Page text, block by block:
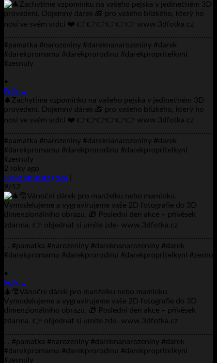
•
Follow
🎄Zachytíme vzpomínku na vašeho pejska v jedinečném 3D
provedení. Dojemný dárek 🎁 pro vašeho blízkého, který ho
nosí ve svém srdci ❤️ 👉👉👉👉👉👉 www.3dfotka.cz
……………………………………………………………………………………………..
#pamatka #narozeniny #dareknanarozeniny #darek
#darekpromamu #darekprorodinu #darekpropritelkyni
#zesnuly
2 roky ago
View on Instagram
9/12
•
Follow
🎄🎅Vánoční dárek pro manželku nebo maminku.
Vymodelujeme a vygravírujeme vaše 2D fotografie do 3D
dimenzionálního obrazu. 🎁 Poslední den akce – přívěsek
zdarma. 👉 objednat si umíte zde- www.3dfotka.cz
. . #pamatka #narozeniny #dareknanarozeniny #darek
#darekpromamu #darekprorodinu #darekpropritelkyni
#zesnuly